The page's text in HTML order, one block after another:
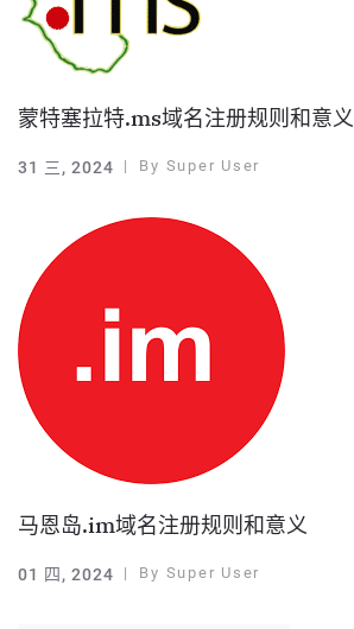
蒙特塞拉特.ms域名注册规则和意义
31 三, 2024 By Super User
马恩岛.im域名注册规则和意义
01 四, 2024 By Super User